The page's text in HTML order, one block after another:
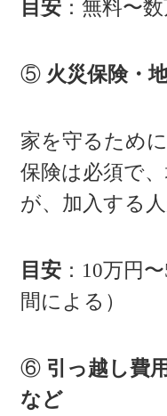
目安 ：無料〜
⑤ 火災保険・
家を守るため
保険は必須で
が、加入する
目安 ：10万円
間による）
⑥ 引っ越し費
など